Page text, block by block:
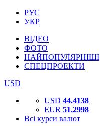
РУС
УКР
ВІДЕО
ФОТО
НАЙПОПУЛЯРНІШІ
СПЕЦПРОЕКТИ
USD
USD 44.4138
EUR 51.2998
Всі курси валют